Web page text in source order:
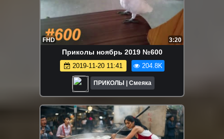
FHD 3:20
Приколы ноябрь 2019 №600
2019-11-20 11:41 204.8K
ПРИКОЛЫ | Смеяка